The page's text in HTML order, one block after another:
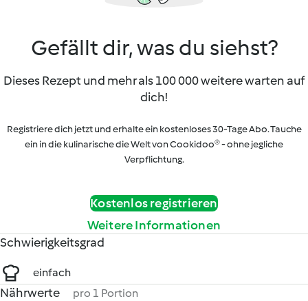
Gefällt dir, was du siehst?
Dieses Rezept und mehr als 100 000 weitere warten auf
dich!
Registriere dich jetzt und erhalte ein kostenloses 30-Tage Abo. Tauche
ein in die kulinarische die Welt von Cookidoo® - ohne jegliche
Verpflichtung.
Kostenlos registrieren
Weitere Informationen
Schwierigkeitsgrad
einfach
Nährwerte pro 1 Portion